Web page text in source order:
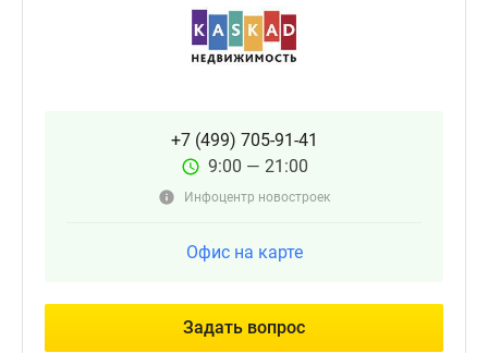
+7 (499) 705-91-41
9:00 — 21:00
Инфоцентр новостроек
Офис на карте
Задать вопрос